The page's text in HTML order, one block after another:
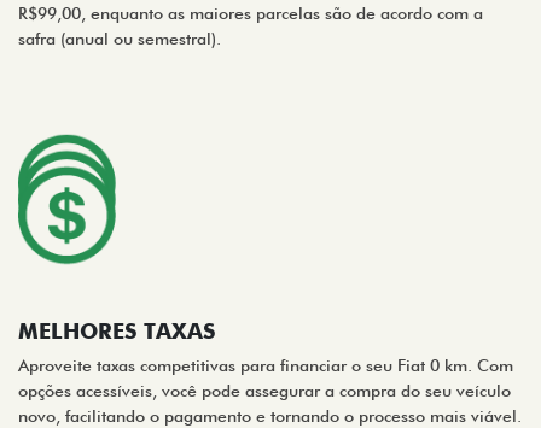
R$99,00, enquanto as maiores parcelas são de acordo com a
safra (anual ou semestral).
MELHORES TAXAS
Aproveite taxas competitivas para financiar o seu Fiat 0 km. Com
opções acessíveis, você pode assegurar a compra do seu veículo
novo, facilitando o pagamento e tornando o processo mais viável.